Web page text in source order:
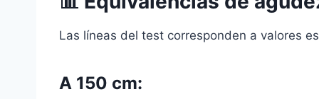
Las líneas del test corresponden a valores
A 150 cm: